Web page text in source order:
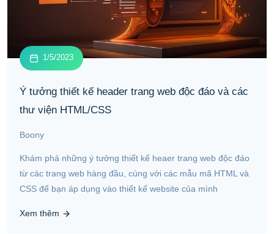
1/5/2023
Ý tưởng thiết kế header trang web độc đáo và các
thư viện HTML/CSS
Boony
Khám phá những ý tưởng thiết kế heaer trang web độc đáo
từ các trang web hàng đầu, cùng với các mẫu mã HTML và
CSS để bạn áp dụng vào thiết kế website của mình
Xem thêm